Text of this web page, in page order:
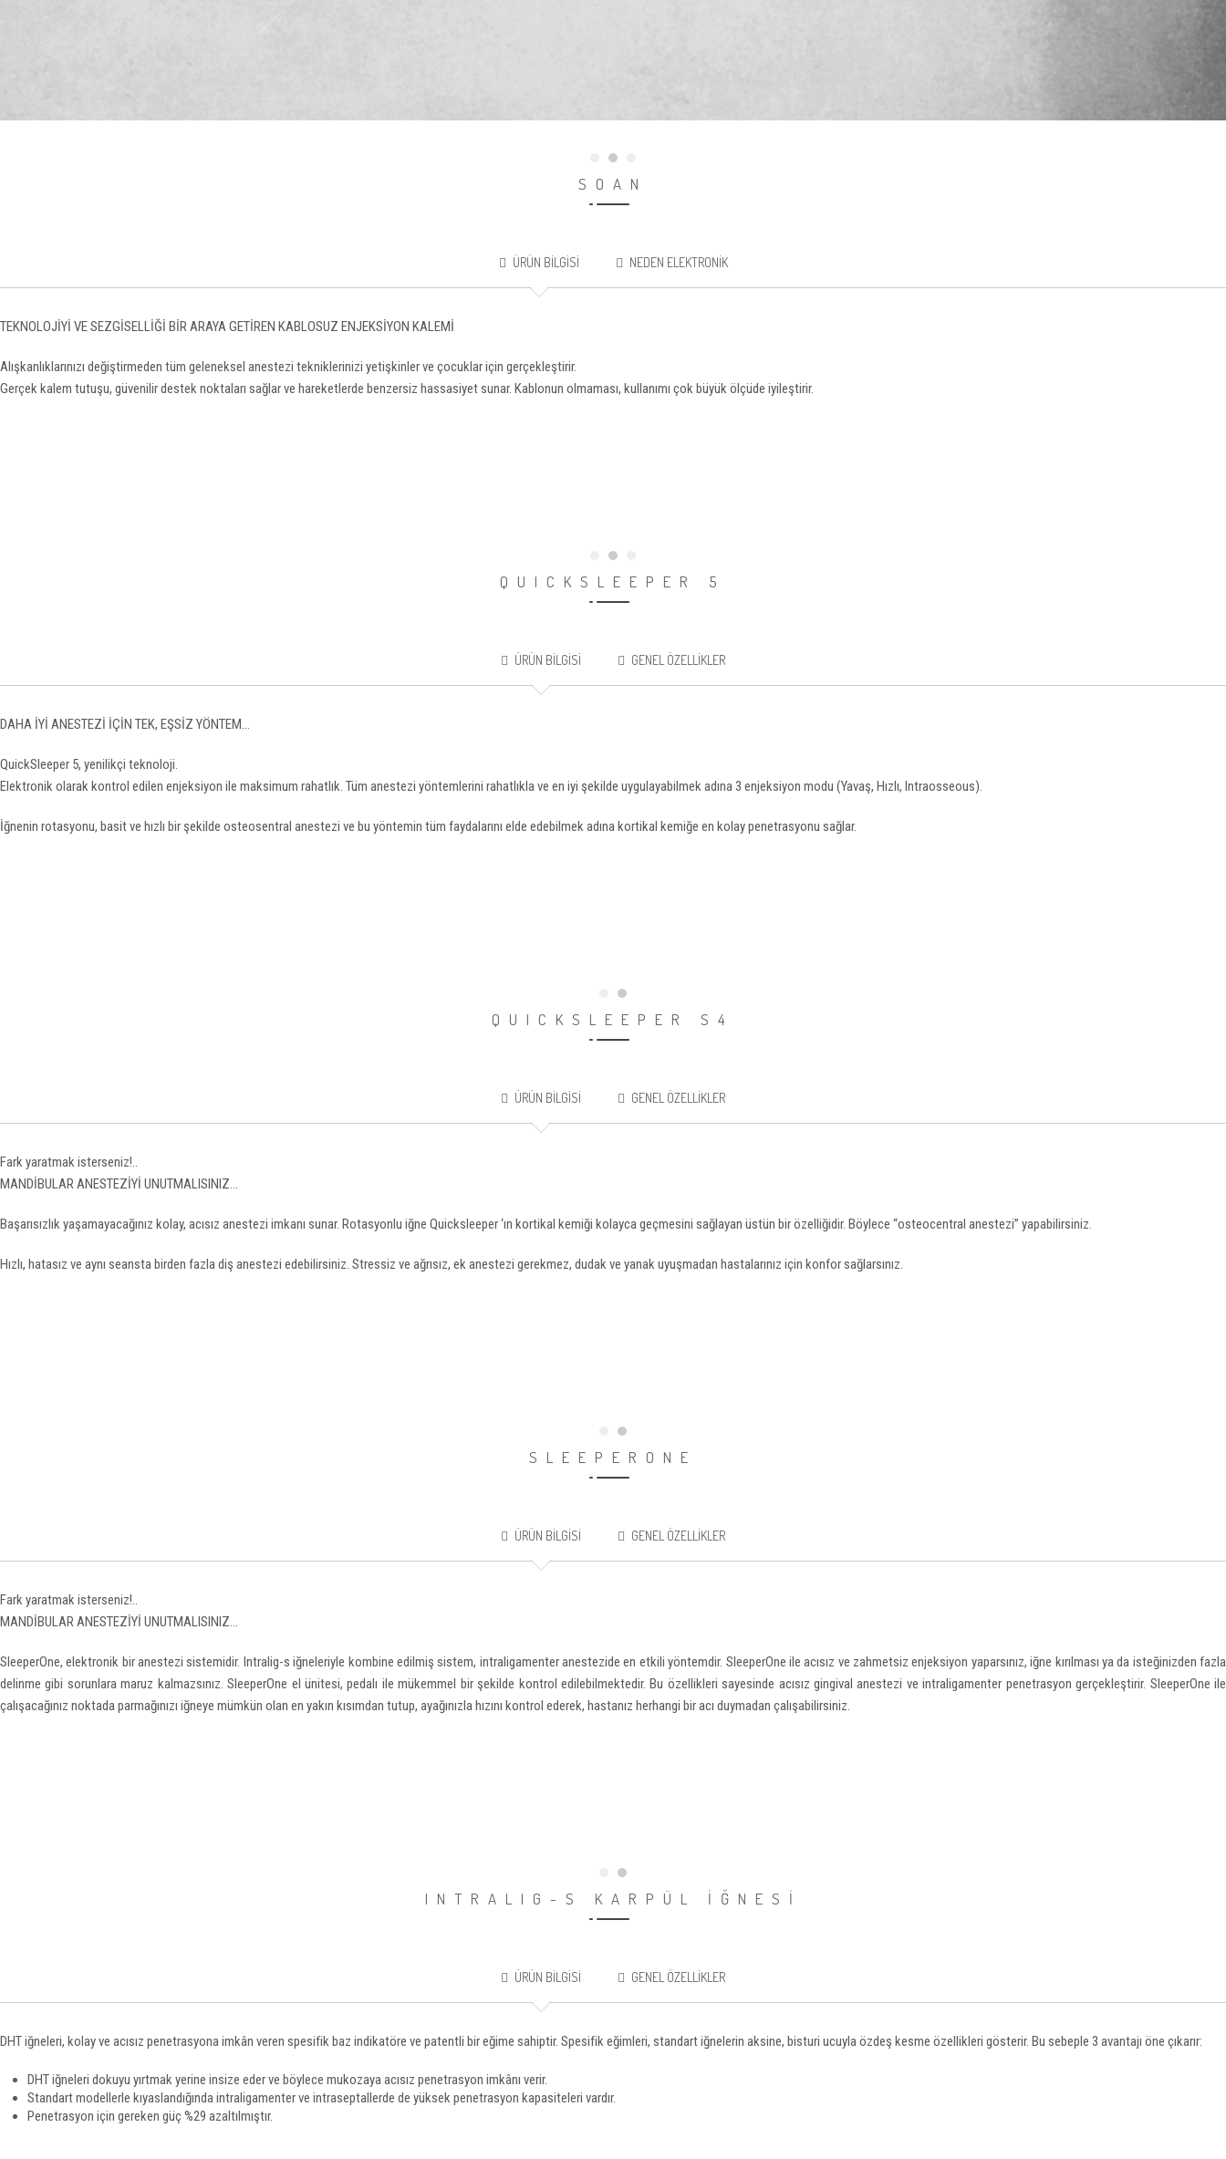
SOAN
ÜRÜN BILGISI NEDEN ELEKTRONIK
TEKNOLOJİYİ VE SEZGİSELLİĞİ BİR ARAYA GETİREN KABLOSUZ ENJEKSİYON KALEMİ
Alışkanlıklarınızı değiştirmeden tüm geleneksel anestezi tekniklerinizi yetişkinler ve çocuklar için gerçekleştirir.
Gerçek kalem tutuşu, güvenilir destek noktaları sağlar ve hareketlerde benzersiz hassasiyet sunar. Kablonun olmaması, kullanımı çok büyük ölçüde iyileştirir.
QUICKSLEEPER 5
ÜRÜN BILGISI GENEL ÖZELLIKLER
DAHA İYİ ANESTEZİ İÇİN TEK, EŞSİZ YÖNTEM...
QuickSleeper 5, yenilikçi teknoloji.
Elektronik olarak kontrol edilen enjeksiyon ile maksimum rahatlık. Tüm anestezi yöntemlerini rahatlıkla ve en iyi şekilde uygulayabilmek adına 3 enjeksiyon modu (Yavaş, Hızlı, Intraosseous).
İğnenin rotasyonu, basit ve hızlı bir şekilde osteosentral anestezi ve bu yöntemin tüm faydalarını elde edebilmek adına kortikal kemiğe en kolay penetrasyonu sağlar.
QUICKSLEEPER S4
ÜRÜN BILGISI GENEL ÖZELLIKLER
Fark yaratmak isterseniz!..
MANDİBULAR ANESTEZİYİ UNUTMALISINIZ...
Başarısızlık yaşamayacağınız kolay, acısız anestezi imkanı sunar. Rotasyonlu iğne Quicksleeper ‘ın kortikal kemiği kolayca geçmesini sağlayan üstün bir özelliğidir. Böylece “osteocentral anestezi” yapabilirsiniz.
Hızlı, hatasız ve aynı seansta birden fazla diş anestezi edebilirsiniz. Stressiz ve ağrısız, ek anestezi gerekmez, dudak ve yanak uyuşmadan hastalarınız için konfor sağlarsınız.
SLEEPERONE
ÜRÜN BILGISI GENEL ÖZELLIKLER
Fark yaratmak isterseniz!..
MANDİBULAR ANESTEZİYİ UNUTMALISINIZ...
SleeperOne, elektronik bir anestezi sistemidir. Intralig-s iğneleriyle kombine edilmiş sistem, intraligamenter anestezide en etkili yöntemdir. SleeperOne ile acısız ve zahmetsiz enjeksiyon yaparsınız, iğne kırılması ya da isteğinizden fazla
delinme gibi sorunlara maruz kalmazsınız. SleeperOne el ünitesi, pedalı ile mükemmel bir şekilde kontrol edilebilmektedir. Bu özellikleri sayesinde acısız gingival anestezi ve intraligamenter penetrasyon gerçekleştirir. SleeperOne ile
çalışacağınız noktada parmağınızı iğneye mümkün olan en yakın kısımdan tutup, ayağınızla hızını kontrol ederek, hastanız herhangi bir acı duymadan çalışabilirsiniz.
INTRALIG-S KARPÜL İĞNESİ
ÜRÜN BILGISI GENEL ÖZELLIKLER
DHT iğneleri, kolay ve acısız penetrasyona imkân veren spesifik baz indikatöre ve patentli bir eğime sahiptir. Spesifik eğimleri, standart iğnelerin aksine, bisturi ucuyla özdeş kesme özellikleri gösterir. Bu sebeple 3 avantajı öne çıkarır:
DHT iğneleri dokuyu yırtmak yerine insize eder ve böylece mukozaya acısız penetrasyon imkânı verir.
Standart modellerle kıyaslandığında intraligamenter ve intraseptallerde de yüksek penetrasyon kapasiteleri vardır.
Penetrasyon için gereken güç %29 azaltılmıştır.